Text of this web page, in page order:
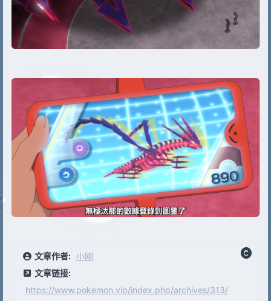
文章作者: 小刚
文章链接:
https://www.pokemon.vip/index.php/archives/313/